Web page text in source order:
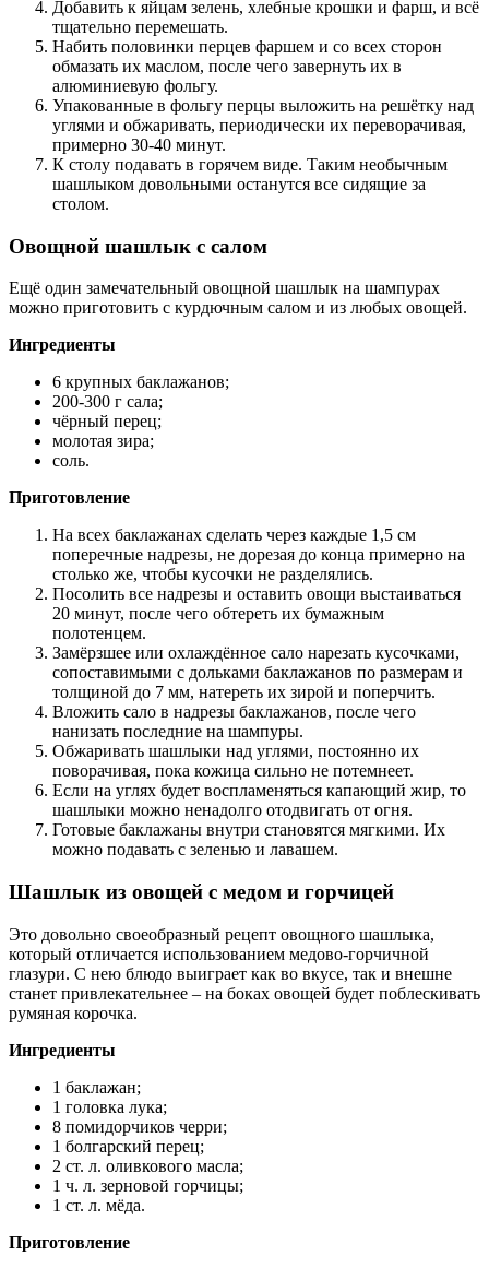
Добавить к яйцам зелень, хлебные крошки и фарш, и всё
тщательно перемешать.
Набить половинки перцев фаршем и со всех сторон
обмазать их маслом, после чего завернуть их в
алюминиевую фольгу.
Упакованные в фольгу перцы выложить на решётку над
углями и обжаривать, периодически их переворачивая,
примерно 30-40 минут.
К столу подавать в горячем виде. Таким необычным
шашлыком довольными останутся все сидящие за
столом.
Овощной шашлык с салом
Ещё один замечательный овощной шашлык на шампурах
можно приготовить с курдючным салом и из любых овощей.
Ингредиенты
6 крупных баклажанов;
200-300 г сала;
чёрный перец;
молотая зира;
соль.
Приготовление
На всех баклажанах сделать через каждые 1,5 см
поперечные надрезы, не дорезая до конца примерно на
столько же, чтобы кусочки не разделялись.
Посолить все надрезы и оставить овощи выстаиваться
20 минут, после чего обтереть их бумажным
полотенцем.
Замёрзшее или охлаждённое сало нарезать кусочками,
сопоставимыми с дольками баклажанов по размерам и
толщиной до 7 мм, натереть их зирой и поперчить.
Вложить сало в надрезы баклажанов, после чего
нанизать последние на шампуры.
Обжаривать шашлыки над углями, постоянно их
поворачивая, пока кожица сильно не потемнеет.
Если на углях будет воспламеняться капающий жир, то
шашлыки можно ненадолго отодвигать от огня.
Готовые баклажаны внутри становятся мягкими. Их
можно подавать с зеленью и лавашем.
Шашлык из овощей с медом и горчицей
Это довольно своеобразный рецепт овощного шашлыка,
который отличается использованием медово-горчичной
глазури. С нею блюдо выиграет как во вкусе, так и внешне
станет привлекательнее – на боках овощей будет поблескивать
румяная корочка.
Ингредиенты
1 баклажан;
1 головка лука;
8 помидорчиков черри;
1 болгарский перец;
2 ст. л. оливкового масла;
1 ч. л. зерновой горчицы;
1 ст. л. мёда.
Приготовление